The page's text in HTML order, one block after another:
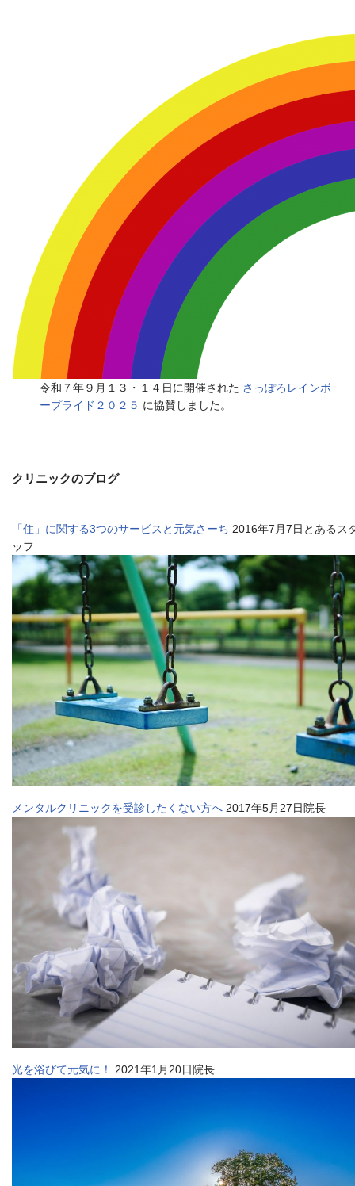
令和７年９月１３・１４日に開催された さっぽろレインボ
ープライド２０２５ に協賛しました。
クリニックのブログ
「住」に関する3つのサービスと元気さーち 2016年7月7日とあるス
ッフ
メンタルクリニックを受診したくない方へ 2017年5月27日院長
光を浴びて元気に！ 2021年1月20日院長